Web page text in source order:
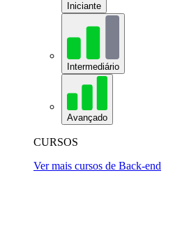
Iniciante
Intermediário
Avançado
CURSOS
Ver mais cursos de Back-end